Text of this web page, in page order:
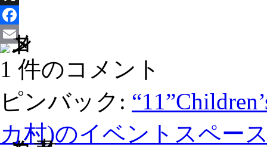
X
Facebook
Email
1 件のコメント
ピンバック:
カ村)のイベントスペー